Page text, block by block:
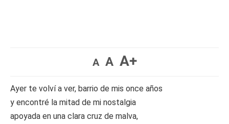
A A A+
Ayer te volví a ver, barrio de mis once años
y encontré la mitad de mi nostalgia
apoyada en una clara cruz de malva,